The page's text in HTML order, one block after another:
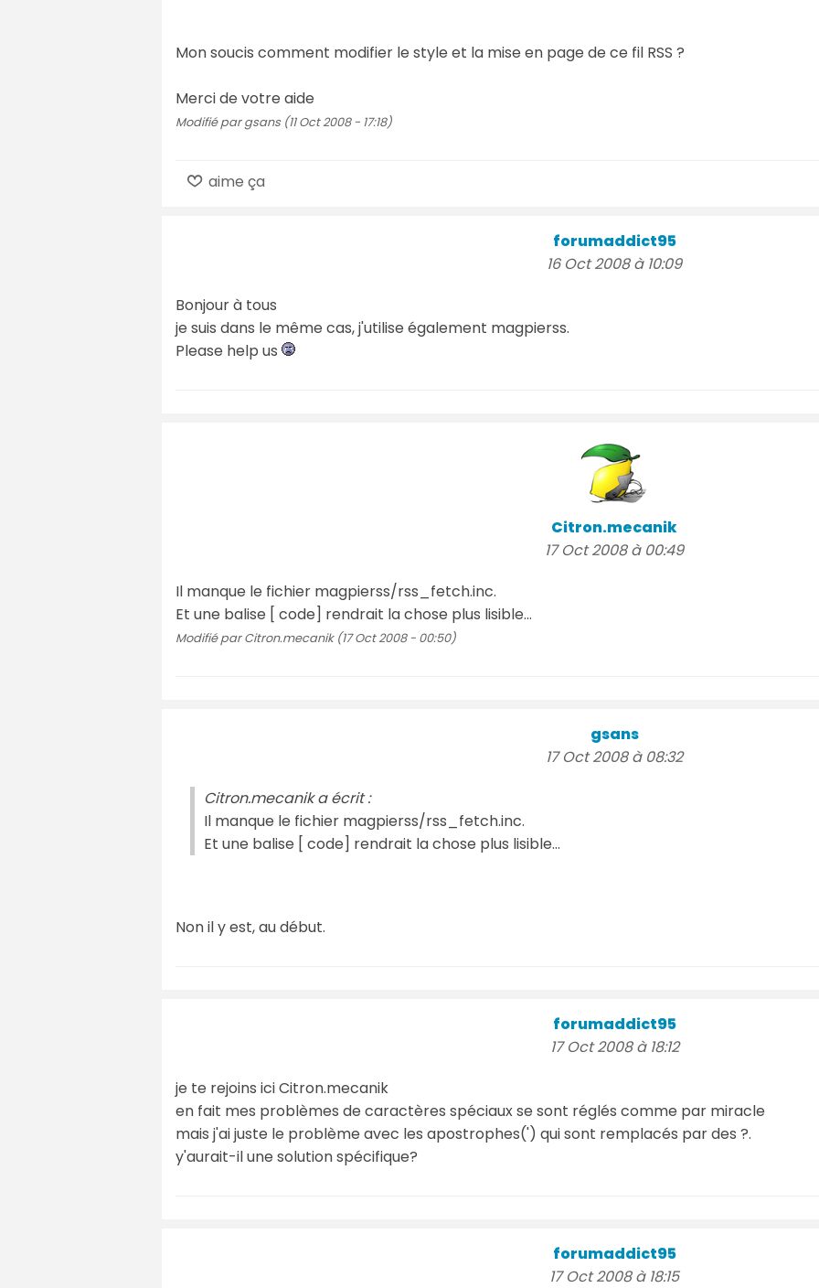
Mon soucis comment modifier le style et la mise en page de ce fil RSS ?
Merci de votre aide
Modifié par gsans (11 Oct 2008 - 17:18)
aime ça
forumaddict95
16 Oct 2008 à 10:09
Bonjour à tous
je suis dans le même cas, j'utilise également magpierss.
Please help us
Citron.mecanik
17 Oct 2008 à 00:49
Il manque le fichier magpierss/rss_fetch.inc.
Et une balise [ code] rendrait la chose plus lisible...
Modifié par Citron.mecanik (17 Oct 2008 - 00:50)
gsans
17 Oct 2008 à 08:32
Citron.mecanik a écrit :
Il manque le fichier magpierss/rss_fetch.inc.
Et une balise [ code] rendrait la chose plus lisible...
Non il y est, au début.
forumaddict95
17 Oct 2008 à 18:12
je te rejoins ici Citron.mecanik
en fait mes problèmes de caractères spéciaux se sont réglés comme par miracle
mais j'ai juste le problème avec les apostrophes(') qui sont remplacés par des ?.
y'aurait-il une solution spécifique?
forumaddict95
17 Oct 2008 à 18:15